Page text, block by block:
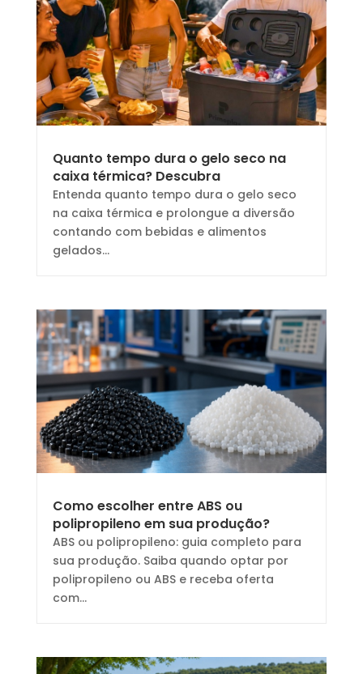
Quanto tempo dura o gelo seco na
caixa térmica? Descubra
Entenda quanto tempo dura o gelo seco
na caixa térmica e prolongue a diversão
contando com bebidas e alimentos
gelados...
Como escolher entre ABS ou
polipropileno em sua produção?
ABS ou polipropileno: guia completo para
sua produção. Saiba quando optar por
polipropileno ou ABS e receba oferta
com...